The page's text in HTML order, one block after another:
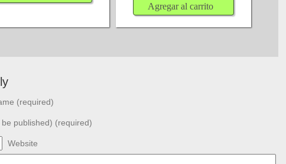
Agregar al carrito
(required)
published) (required)
Website